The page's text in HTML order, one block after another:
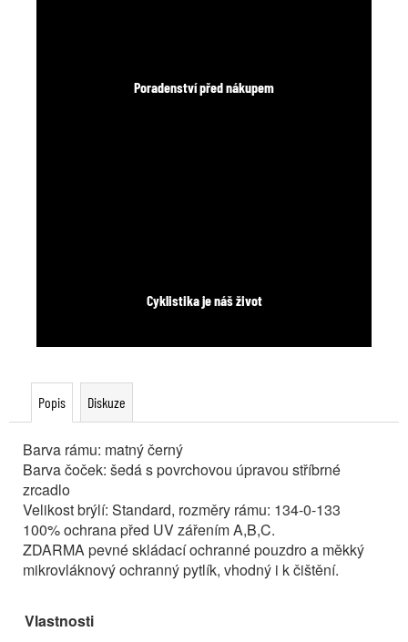
Poradenství před nákupem
Cyklistika je náš život
Popis Diskuze
Barva rámu: matný černý
Barva čoček: šedá s povrchovou úpravou stříbrné
zrcadlo
Velikost brýlí: Standard, rozměry rámu: 134-0-133
100% ochrana před UV zářením A,B,C.
ZDARMA pevné skládací ochranné pouzdro a měkký
mikrovláknový ochranný pytlík, vhodný i k čištění.
Vlastnosti